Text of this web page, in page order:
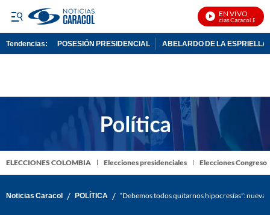
EN VIVO
Noticias Caracol En Vivo
Tendencias: POSESIÓN PRESIDENCIAL ABELARDO DE LA ESPRIELLA
ELECCIONES COLOMBIA Elecciones presidenciales Elecciones Congreso
Noticias Caracol / POLÍTICA / “Debemos todos quitarnos hipocresías”: nueva